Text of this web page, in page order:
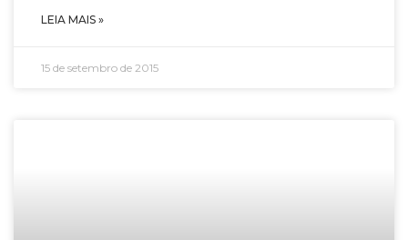
LEIA MAIS »
15 de setembro de 2015